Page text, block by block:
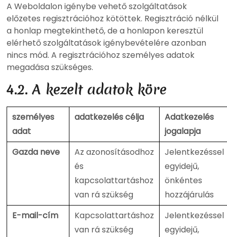
A Weboldalon igénybe vehető szolgáltatások
előzetes regisztrációhoz kötöttek. Regisztráció nélkül
a honlap megtekinthető, de a honlapon keresztül
elérhető szolgáltatások igénybevételére azonban
nincs mód. A regisztrációhoz személyes adatok
megadása szükséges.
4.2. A kezelt adatok köre
személyes
adat
adatkezelés célja
Adatkezelés
jogalapja
Gazda neve
Az azonosításodhoz
és
kapcsolattartáshoz
van rá szükség
Jelentkezéssel
egyidejű,
önkéntes
hozzájárulás
E-mail-cím
Kapcsolattartáshoz
van rá szükség
Jelentkezéssel
egyidejű,